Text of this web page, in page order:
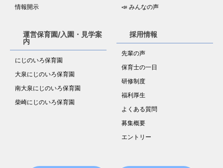
情報開示
📣 みんなの声
運営保育園/入園・見学案
内
にじのいろ保育園
大泉にじのいろ保育園
南大泉にじのいろ保育園
柴崎にじのいろ保育園
採用情報
先輩の声
保育士の一日
研修制度
福利厚生
よくある質問
募集概要
エントリー